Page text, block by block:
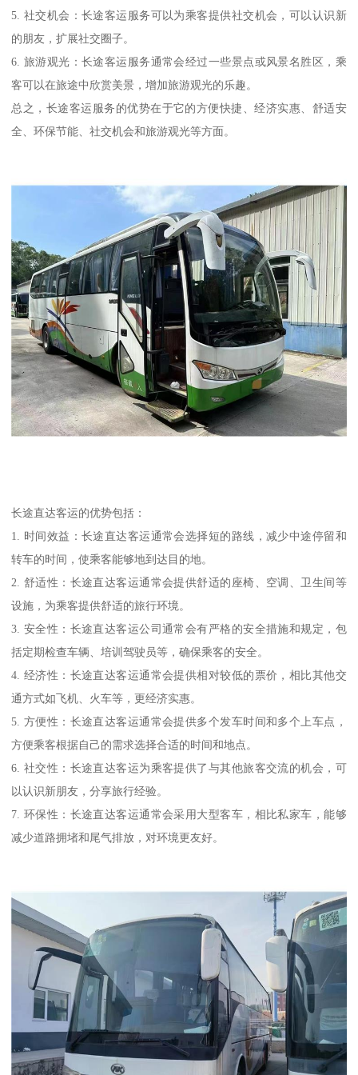
5. 社交机会：长途客运服务可以为乘客提供社交机会，可以认识新
的朋友，扩展社交圈子。
6. 旅游观光：长途客运服务通常会经过一些景点或风景名胜区，乘
客可以在旅途中欣赏美景，增加旅游观光的乐趣。
总之，长途客运服务的优势在于它的方便快捷、经济实惠、舒适安
全、环保节能、社交机会和旅游观光等方面。
长途直达客运的优势包括：
1. 时间效益：长途直达客运通常会选择短的路线，减少中途停留和
转车的时间，使乘客能够地到达目的地。
2. 舒适性：长途直达客运通常会提供舒适的座椅、空调、卫生间等
设施，为乘客提供舒适的旅行环境。
3. 安全性：长途直达客运公司通常会有严格的安全措施和规定，包
括定期检查车辆、培训驾驶员等，确保乘客的安全。
4. 经济性：长途直达客运通常会提供相对较低的票价，相比其他交
通方式如飞机、火车等，更经济实惠。
5. 方便性：长途直达客运通常会提供多个发车时间和多个上车点，
方便乘客根据自己的需求选择合适的时间和地点。
6. 社交性：长途直达客运为乘客提供了与其他旅客交流的机会，可
以认识新朋友，分享旅行经验。
7. 环保性：长途直达客运通常会采用大型客车，相比私家车，能够
减少道路拥堵和尾气排放，对环境更友好。